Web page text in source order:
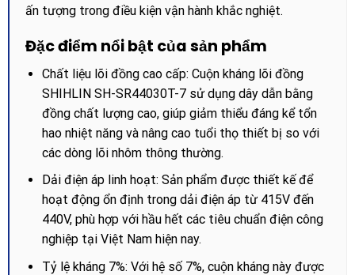
ấn tượng trong điều kiện vận hành khắc nghiệt.
Đặc điểm nổi bật của sản phẩm
Chất liệu lõi đồng cao cấp: Cuộn kháng lõi đồng
SHIHLIN SH-SR44030T-7 sử dụng dây dẫn bằng
đồng chất lượng cao, giúp giảm thiểu đáng kể tổn
hao nhiệt năng và nâng cao tuổi thọ thiết bị so với
các dòng lõi nhôm thông thường.
Dải điện áp linh hoạt: Sản phẩm được thiết kế để
hoạt động ổn định trong dải điện áp từ 415V đến
440V, phù hợp với hầu hết các tiêu chuẩn điện công
nghiệp tại Việt Nam hiện nay.
Tỷ lệ kháng 7%: Với hệ số 7%, cuộn kháng này được